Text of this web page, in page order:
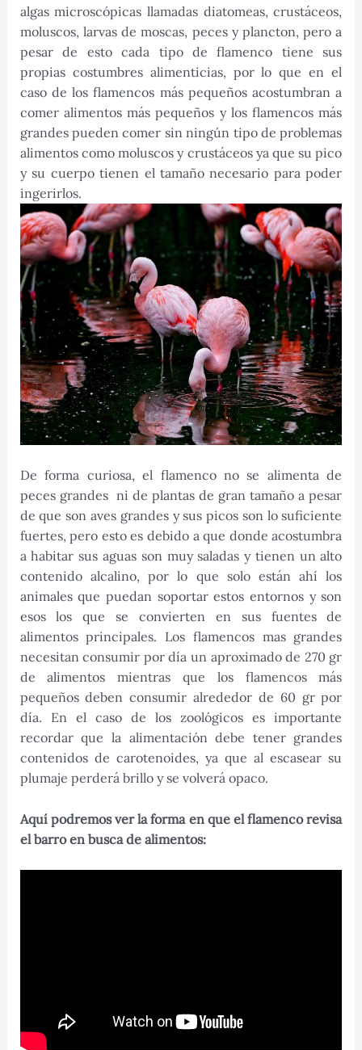
algas microscópicas llamadas diatomeas, crustáceos,
moluscos, larvas de moscas, peces y plancton, pero a
pesar de esto cada tipo de flamenco tiene sus
propias costumbres alimenticias, por lo que en el
caso de los flamencos más pequeños acostumbran a
comer alimentos más pequeños y los flamencos más
grandes pueden comer sin ningún tipo de problemas
alimentos como moluscos y crustáceos ya que su pico
y su cuerpo tienen el tamaño necesario para poder
ingerirlos.
De forma curiosa, el flamenco no se alimenta de
peces grandes ni de plantas de gran tamaño a pesar
de que son aves grandes y sus picos son lo suficiente
fuertes, pero esto es debido a que donde acostumbra
a habitar sus aguas son muy saladas y tienen un alto
contenido alcalino, por lo que solo están ahí los
animales que puedan soportar estos entornos y son
esos los que se convierten en sus fuentes de
alimentos principales. Los flamencos mas grandes
necesitan consumir por día un aproximado de 270 gr
de alimentos mientras que los flamencos más
pequeños deben consumir alrededor de 60 gr por
día. En el caso de los zoológicos es importante
recordar que la alimentación debe tener grandes
contenidos de carotenoides, ya que al escasear su
plumaje perderá brillo y se volverá opaco.
Aquí podremos ver la forma en que el flamenco revisa
el barro en busca de alimentos: